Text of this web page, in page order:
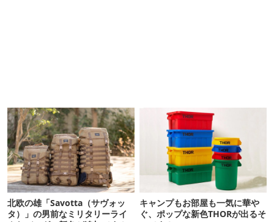
北欧の雄「Savotta（サヴォッ
タ）」の男前なミリタリーライ
キャンプもお部屋も一気に華や
ぐ、ポップな新色THORが出るそ